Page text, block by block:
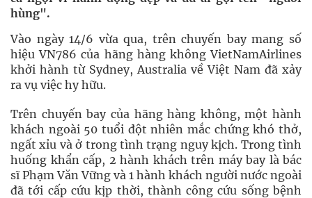
hùng".
Vào ngày 14/6 vừa qua, trên chuyến bay mang số
hiệu VN786 của hãng hàng không VietNamAirlines
khởi hành từ Sydney, Australia về Việt Nam đã xảy
ra vụ việc hy hữu.
Trên chuyến bay của hãng hàng không, một hành
khách ngoài 50 tuổi đột nhiên mắc chứng khó thở,
ngất xỉu và ở trong tình trạng nguy kịch. Trong tình
huống khẩn cấp, 2 hành khách trên máy bay là bác
sĩ Phạm Văn Vững và 1 hành khách người nước ngoài
đã tới cấp cứu kịp thời, thành công cứu sống bệnh